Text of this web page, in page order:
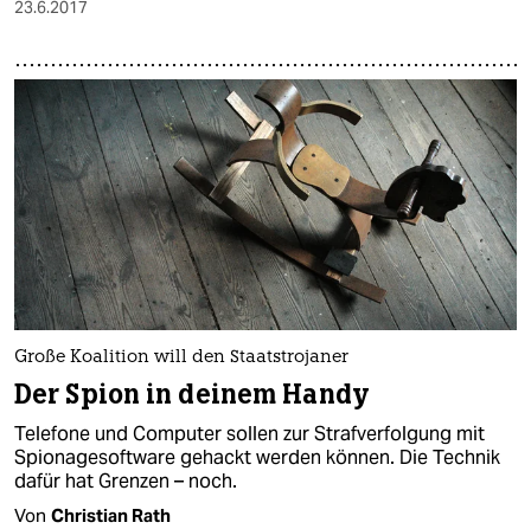
23.6.2017
Große Koalition will den Staatstrojaner
Der Spion in deinem Handy
Telefone und Computer sollen zur Strafverfolgung mit
Spionagesoftware gehackt werden können. Die Technik
dafür hat Grenzen – noch.
Von Christian Rath